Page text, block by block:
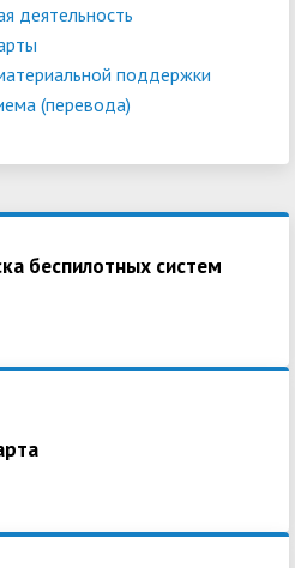
деятельность
поддержки
(перевода)
беспилотных систем